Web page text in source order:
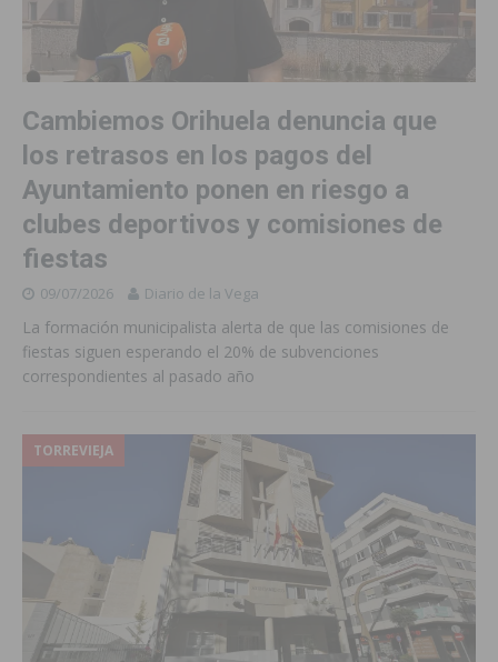
Cambiemos Orihuela denuncia que
los retrasos en los pagos del
Ayuntamiento ponen en riesgo a
clubes deportivos y comisiones de
fiestas
09/07/2026 Diario de la Vega
La formación municipalista alerta de que las comisiones de
fiestas siguen esperando el 20% de subvenciones
correspondientes al pasado año
TORREVIEJA